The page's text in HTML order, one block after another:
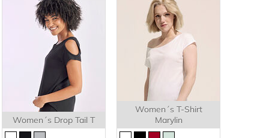
Women´s Drop Tail T
Women´s T-Shirt
Marylin